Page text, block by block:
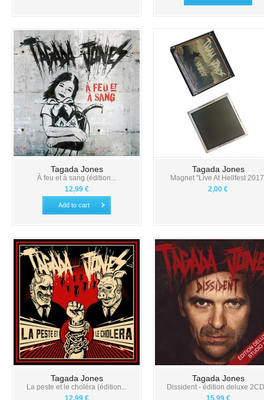
Tagada Jones
À feu et à sang (édition...
12,99 €
Add to cart
Tagada Jones
Magnet "Live At Hellfest
2,00 €
Tagada Jones
La peste et le choléra (édition...
12,99 €
Tagada Jones
Dissident - édition deluxe
15,99 €